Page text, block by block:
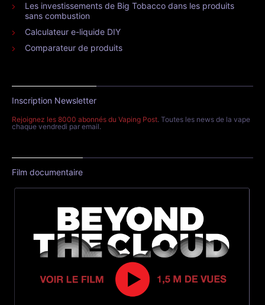
Les investissements de Big Tobacco dans les produits
sans combustion
Calculateur e-liquide DIY
Comparateur de produits
Inscription Newsletter
Rejoignez les 8000 abonnés du Vaping Post. Toutes les news de la vape
chaque vendredi par email.
Film documentaire